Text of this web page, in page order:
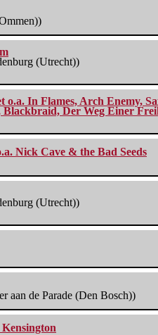
(Utrecht))
o.a. In Flames, Arch Enemy,
Blackbraid, Der Weg Einer
Nick Cave & the Bad Seeds
(Utrecht))
aan de Parade (Den Bosch))
Kensington